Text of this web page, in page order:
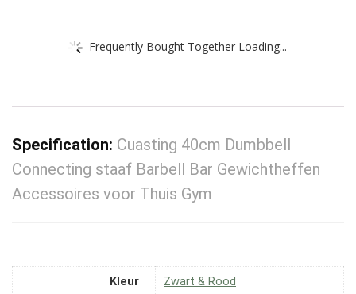
Frequently Bought Together Loading...
Specification: Cuasting 40cm Dumbbell
Connecting staaf Barbell Bar Gewichtheffen
Accessoires voor Thuis Gym
Kleur ‎Zwart & Rood